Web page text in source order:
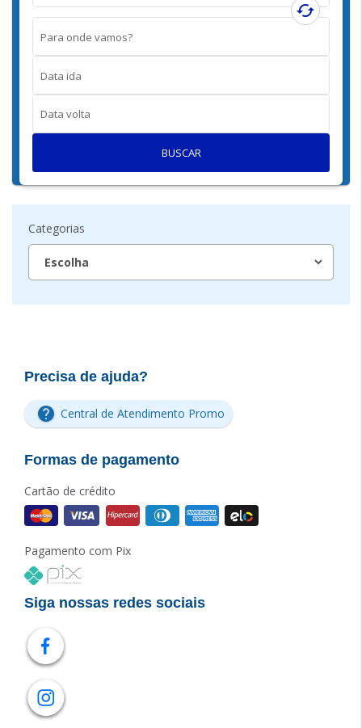
cached
Para onde vamos?
Data ida
Data volta
BUSCAR
Categorias
Precisa de ajuda?
Central de Atendimento Promo
Formas de pagamento
Cartão de crédito
Pagamento com Pix
Siga nossas redes sociais